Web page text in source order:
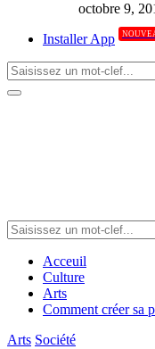
octobre 9,
Installer App
Search
for:
Primary
Search
for:
Acceuil
Culture
Arts
Comment créer sa
Arts Société